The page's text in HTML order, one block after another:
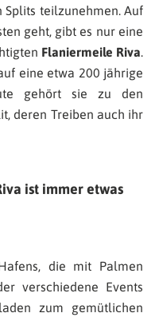
Splits teilzunehmen. Auf
geht, gibt es nur eine
Flaniermeile Riva.
eine etwa 200 jährige
gehört sie zu den
deren Treiben auch ihr
ist immer etwas
die mit Palmen
verschiedene Events
zum gemütlichen